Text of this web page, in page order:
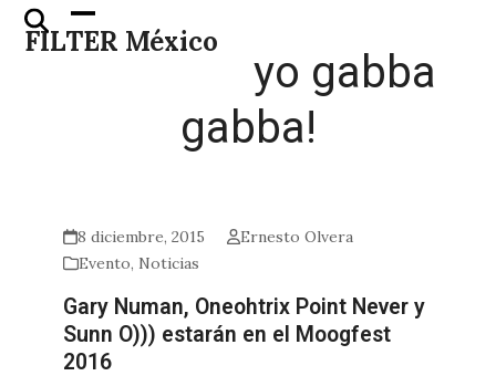
Skip
FILTER México
Open
mobile
Close
mobile
yo gabba
gabba!
8 diciembre, 2015
Ernesto Olvera
Evento, Noticias
Gary Numan, Oneohtrix Point Never y
Sunn O))) estarán en el Moogfest
2016